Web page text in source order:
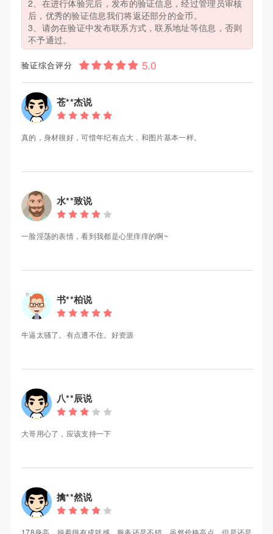
2、在进行体验完后，发布的验证信息，经过管理员审核
后，优秀的验证信息我们将返还部分的金币。
3、请勿在验证中发布联系方式，联系地址等信息，否则
不予通过。
验证综合评分
苍**杰说
真的，身材很好，可惜年纪有点大，和图片基本一样。
水**致说
一脸淫荡的表情，看到我都是心里痒痒的啊~
书**柏说
牛逼太骚了。有点遭不住。好资源
八**辰说
大哥用心了，应该支持一下
擒**然说